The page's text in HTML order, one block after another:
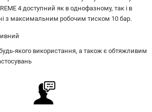
4 доступний як в однофазному, так і в
з максимальним робочим тиском 10 бар.
якого використання, а також є обтяжливим